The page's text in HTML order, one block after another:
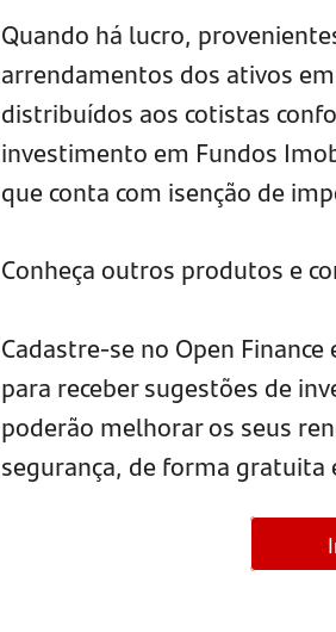
Quando há lucro,
arrendamentos dos ativos
distribuídos aos cotistas
investimento em Fundos
que conta com isenção de
Conheça outros produtos e
Cadastre-se no Open
para receber sugestões de
poderão melhorar os seus
segurança, de forma gratuita